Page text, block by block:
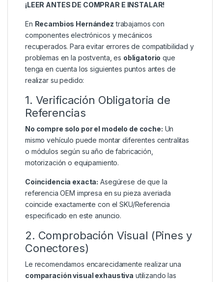
¡LEER ANTES DE COMPRAR E INSTALAR!
En Recambios Hernández trabajamos con
componentes electrónicos y mecánicos
recuperados. Para evitar errores de compatibilidad y
problemas en la postventa, es obligatorio que
tenga en cuenta los siguientes puntos antes de
realizar su pedido:
1. Verificación Obligatoria de
Referencias
No compre solo por el modelo de coche: Un
mismo vehículo puede montar diferentes centralitas
o módulos según su año de fabricación,
motorización o equipamiento.
Coincidencia exacta: Asegúrese de que la
referencia OEM impresa en su pieza averiada
coincide exactamente con el SKU/Referencia
especificado en este anuncio.
2. Comprobación Visual (Pines y
Conectores)
Le recomendamos encarecidamente realizar una
comparación visual exhaustiva utilizando las